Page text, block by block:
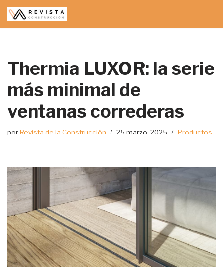
Saltar
Thermia LUXOR: la serie
más minimal de
ventanas correderas
porRevista de la Construcción 25 marzo, 2025 Productos